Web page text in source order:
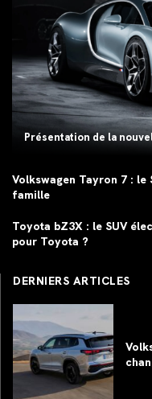
Présentation de la
Volkswagen Tayron 7 : le
famille
Toyota bZ3X : le SUV
pour Toyota ?
DERNIERS ARTICLES